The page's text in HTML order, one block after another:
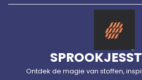
Skip
Ontdek de magie van stoffen,